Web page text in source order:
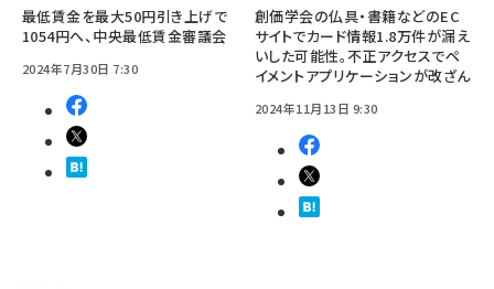
最低賃金を最大50円引き上げで
1054円へ、中央最低賃金審議会
2024年7月30日 7:30
創価学会の仏具・書籍などのEC
サイトでカード情報1.8万件が漏え
いした可能性。不正アクセスでペ
イメントアプリケーションが改ざん
2024年11月13日 9:30